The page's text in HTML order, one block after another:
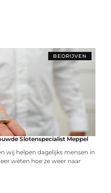
BEDRIJVEN
Slotenspecialist Meppel
wij helpen dagelijks mensen in
weten hoe ze weer naar